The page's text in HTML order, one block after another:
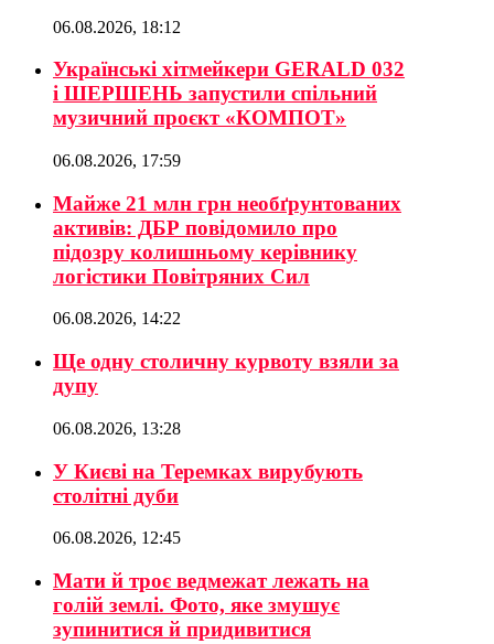
06.08.2026, 18:12
Українські хітмейкери GERALD 032
і ШЕРШЕНЬ запустили спільний
музичний проєкт «КОМПОТ»
06.08.2026, 17:59
Майже 21 млн грн необґрунтованих
активів: ДБР повідомило про
підозру колишньому керівнику
логістики Повітряних Сил
06.08.2026, 14:22
Ще одну столичну курвоту взяли за
дупу
06.08.2026, 13:28
У Києві на Теремках вирубують
столітні дуби
06.08.2026, 12:45
Мати й троє ведмежат лежать на
голій землі. Фото, яке змушує
зупинитися й придивитися